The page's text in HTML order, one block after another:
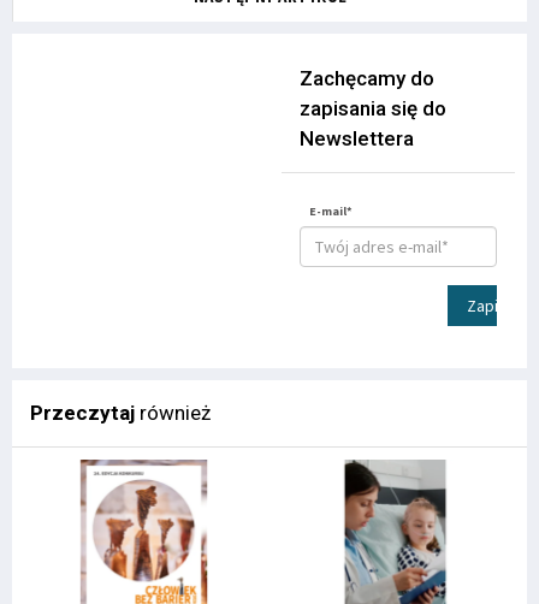
Zachęcamy do
zapisania się do
Newslettera
E-mail*
Zapisz
Przeczytaj również